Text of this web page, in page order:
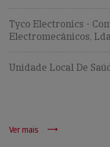
Tyco Electronics -
Electromecânicos,
Unidade Local De
Ver mais